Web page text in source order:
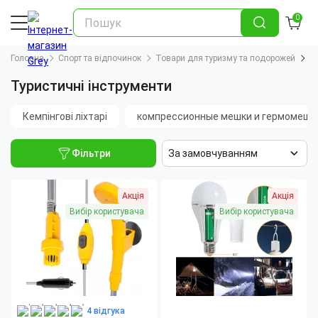
0
Головна Спорт та відпочинок Товари для туризму та подорожей
Туристичні інструменти
Кемпінгові ліхтарі компрессионные мешки и
Фільтри За замовчуванням
Акція
Вибір користувача
4 відгука
Акція
Вибір користувача